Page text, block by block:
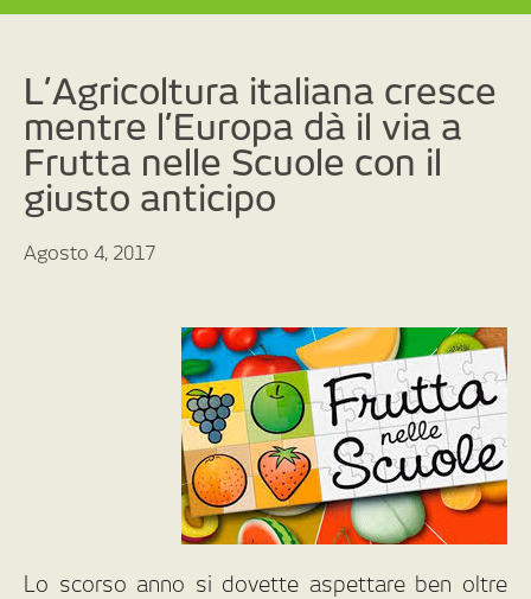
L’Agricoltura italiana cresce
mentre l’Europa dà il via a
Frutta nelle Scuole con il
giusto anticipo
Agosto 4, 2017
Lo scorso anno si dovette aspettare ben oltre